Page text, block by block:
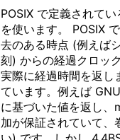
POSIX で定義されて
を使います。 POSIX
去のある時点 (例えば
刻) からの経過クロッ
実際に経過時間を返し
ています。例えば
に基づいた値を返し
加が保証されていて、